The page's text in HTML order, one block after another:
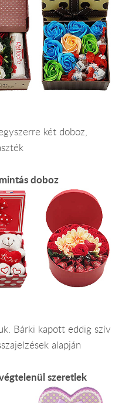
két doboz,
doboz
Bárki kapott eddig szív
alapján
szeretlek